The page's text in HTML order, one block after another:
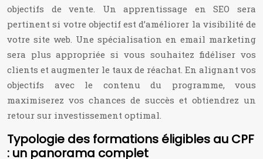
objectifs de vente. Un apprentissage en SEO sera
pertinent si votre objectif est d’améliorer la visibilité de
votre site web. Une spécialisation en email marketing
sera plus appropriée si vous souhaitez fidéliser vos
clients et augmenter le taux de réachat. En alignant vos
objectifs avec le contenu du programme, vous
maximiserez vos chances de succès et obtiendrez un
retour sur investissement optimal.
Typologie des formations éligibles au CPF
: un panorama complet